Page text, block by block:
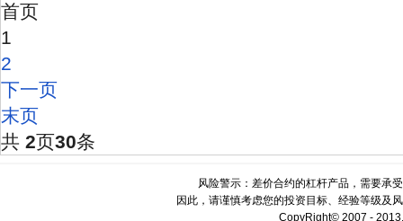
首页
1
2
下一页
末页
共 2页30条
风险警示：差价合约的杠杆产品，需要承
因此，请谨慎考虑您的投资目标、经验等级及
CopyRight© 2007 -